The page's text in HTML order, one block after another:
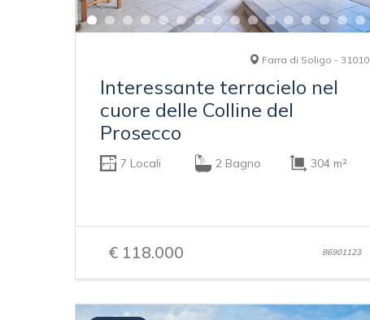
Farra di Soligo - 31010
Interessante terracielo nel
cuore delle Colline del
Prosecco
7 Locali 2 Bagno 304 m²
€ 118.000 86901123